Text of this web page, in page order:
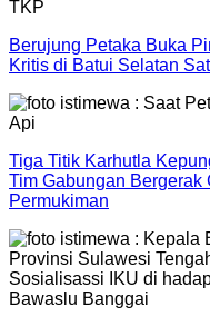
Berujung Petaka Buka
Kritis di Batui Selatan
Tiga Titik Karhutla
Tim Gabungan
Permukiman